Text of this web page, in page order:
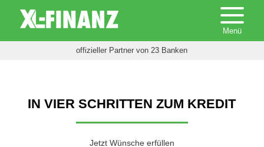
offizieller Partner von 23 Banken
IN VIER SCHRITTEN ZUM KREDIT
Jetzt Wünsche erfüllen